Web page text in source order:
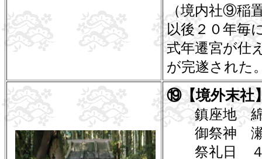
（境内社⑨稲
以後２０年毎
式年遷宮が仕
が完遂された
⑲【境外末社
鎮座地 綿
御祭神 瀬
祭礼日 ４